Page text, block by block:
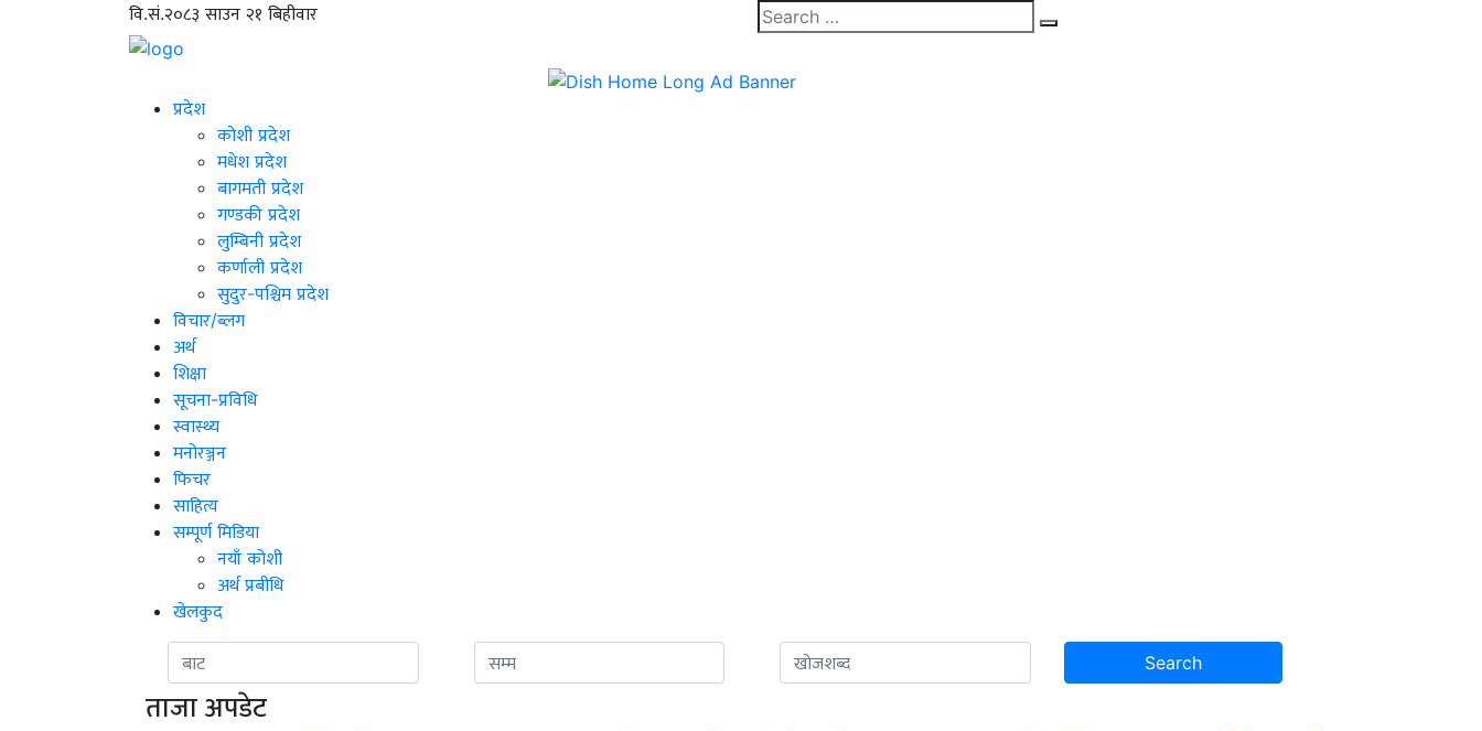
वि.सं.२०८३ साउन २१ बिहीवार
प्रदेश
कोशी प्रदेश
मधेश प्रदेश
बागमती प्रदेश
गण्डकी प्रदेश
लुम्बिनी प्रदेश
कर्णाली प्रदेश
सुदुर-पश्चिम प्रदेश
विचार/ब्लग
अर्थ
शिक्षा
सूचना-प्रविधि
स्वास्थ्य
मनोरञ्जन
फिचर
साहित्य
सम्पूर्ण मिडिया
नयाँ कोशी
अर्थ प्रबीधि
खेलकुद
ताजा अपडेट